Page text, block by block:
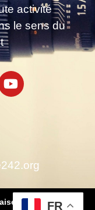
activité
le sens du
242 – média
FR